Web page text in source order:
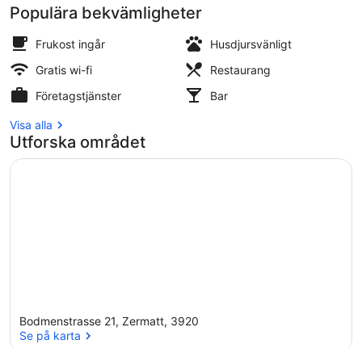
Populära bekvämligheter
Frukost ingår
Husdjursvänligt
Gratis wi-fi
Restaurang
Företagstjänster
Bar
Visa alla
Utforska området
Bodmenstrasse 21, Zermatt, 3920
Se på karta